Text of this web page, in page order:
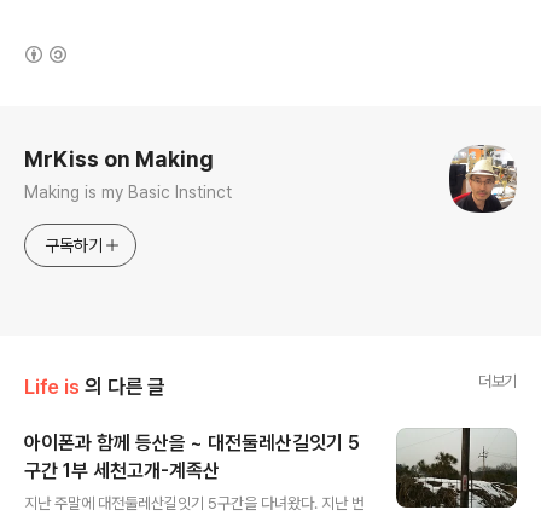
MrKiss on Making
Making is my Basic Instinct
구독하기
Life is 의 다른 글 더보기
아이폰과 함께 등산을 ~ 대전둘레산길잇기 5
구간 1부 세천고개-계족산
지난 주말에 대전둘레산길잇기 5구간을 다녀왔다. 지난 번